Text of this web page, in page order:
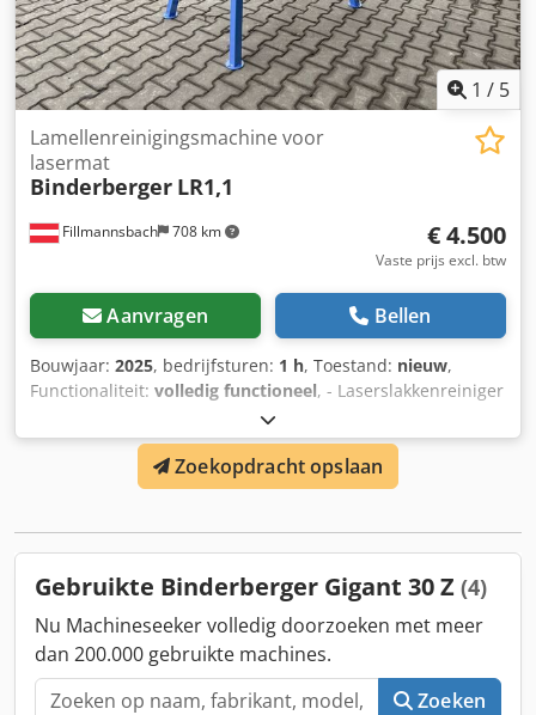
1 / 5
Fillmannsbach 708 km
Lamellenreinigingsmachine voor
lasermat
Binderberger LR1,1
€ 4.500
Vaste prijs excl. btw
Aanvragen Bellen
Bouwjaar: 2025, bedrijfsturen: 1 h, Toestand: nieuw,
Functionaliteit: volledig functioneel, - Laserslakkenreiniger
voor lasersnijmachines Dkedpfx Anex E Srcoxjr - 1,1 kW
motor - Video van de werkwijze beschikbaar
Zoekopdracht opslaan
Gebruikte Binderberger Gigant 30 Z (4)
Nu Machineseeker volledig doorzoeken met meer
dan 200.000 gebruikte machines.
Zoeken